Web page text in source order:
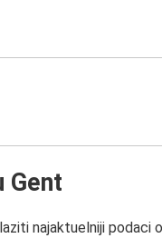
Gent
najaktuelniji podaci